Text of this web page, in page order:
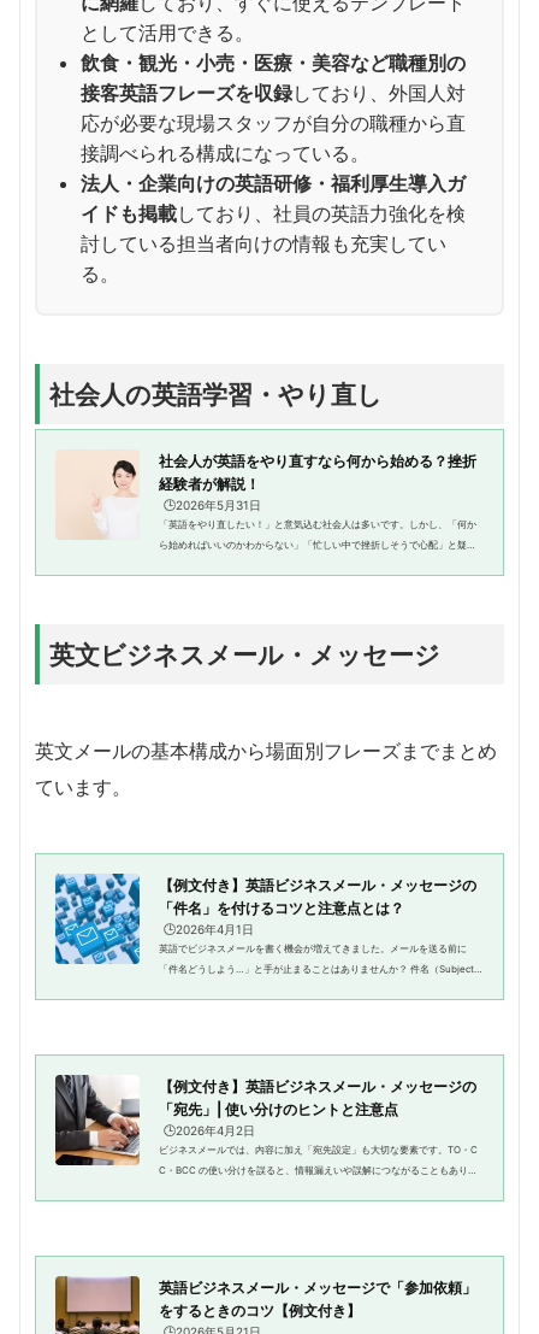
として活用できる。
飲食・観光・小売・医療・美容など職種別の
接客英語フレーズを収録しており、外国人対
応が必要な現場スタッフが自分の職種から直
接調べられる構成になっている。
法人・企業向けの英語研修・福利厚生導入ガ
イドも掲載しており、社員の英語力強化を検
討している担当者向けの情報も充実してい
る。
社会人の英語学習・やり直し
社会人が英語をやり直すなら何から始める？挫折
経験者が解説！
🕒️2026年5月31日
「英語をやり直したい！」と意気込む社会人は多いです。しかし、「何か
ら始めればいいのかわからない」「忙しい中で挫折しそうで心配」と疑問
英文ビジネスメール・メッセージ
英文メールの基本構成から場面別フレーズまでまとめ
ています。
【例文付き】英語ビジネスメール・メッセージの
「件名」を付けるコツと注意点とは？
🕒️2026年4月1日
英語でビジネスメールを書く機会が増えてきました。メールを送る前に
「件名どうしよう…」と手が止まることはありませんか？ 件名（Subject）
【例文付き】英語ビジネスメール・メッセージの
「宛先」| 使い分けのヒントと注意点
🕒️2026年4月2日
ビジネスメールでは、内容に加え「宛先設定」も大切な要素です。TO・C
C・BCC の使い分けを誤ると、情報漏えいや誤解につながることもありま
英語ビジネスメール・メッセージで「参加依頼」
をするときのコツ【例文付き】